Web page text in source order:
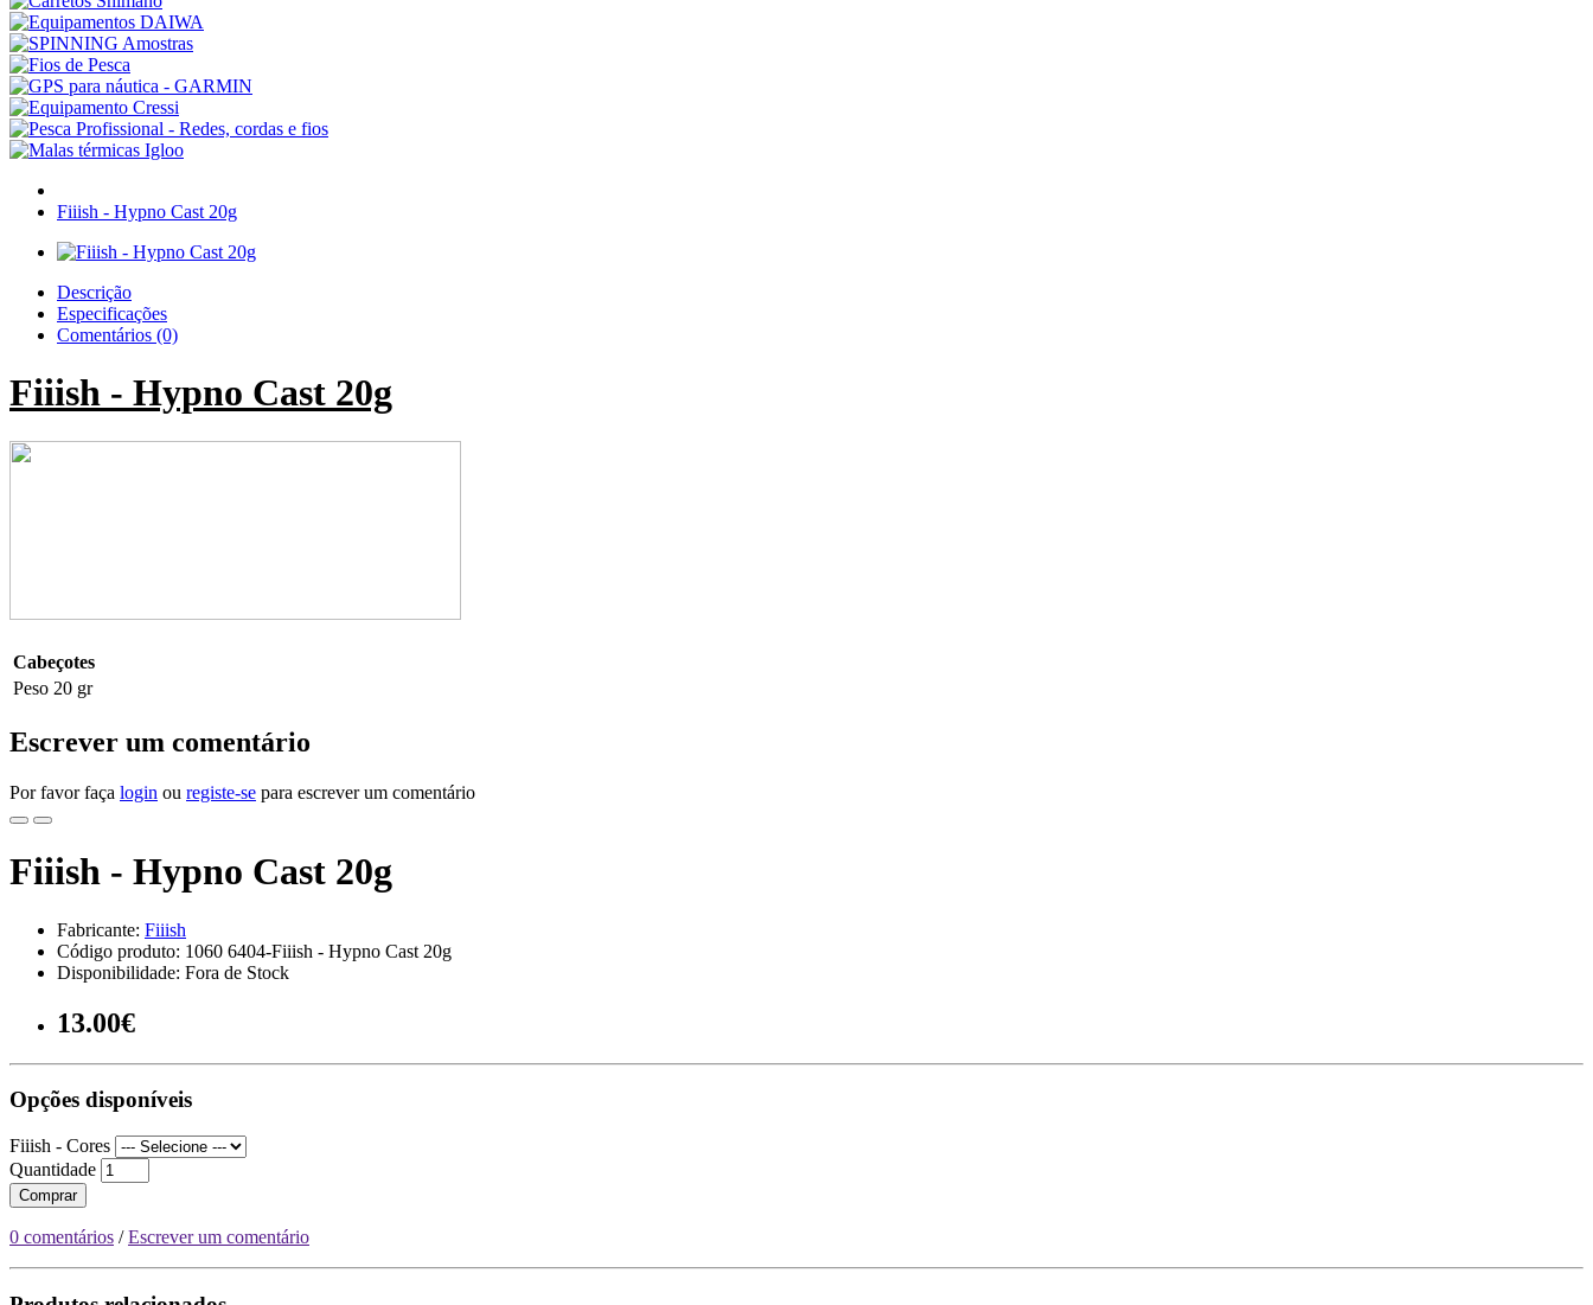
Fiiish - Hypno Cast 20g
Descrição
Especificações
Comentários (0)
Fiiish - Hypno Cast 20g
Cabeçotes
Peso 20 gr
Escrever um comentário
Por favor faça login ou registe-se para escrever um comentário
Fiiish - Hypno Cast 20g
Fabricante: Fiiish
Código produto: 1060 6404-Fiiish - Hypno Cast 20g
Disponibilidade: Fora de Stock
13.00€
Opções disponíveis
Fiiish - Cores
Quantidade
Comprar
0 comentários /Escrever um comentário